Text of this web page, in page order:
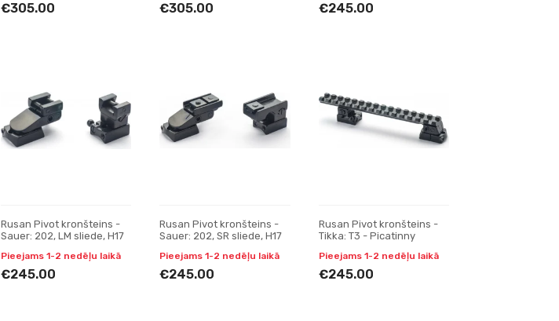
€305.00 €305.00 €245.00
Rusan Pivot kronšteins -
Sauer: 202, LM sliede, H17
Pieejams 1-2 nedēļu laikā
€245.00
Rusan Pivot kronšteins -
Sauer: 202, SR sliede, H17
Pieejams 1-2 nedēļu laikā
€245.00
Rusan Pivot kronšteins -
Tikka: T3 - Picatinny
Pieejams 1-2 nedēļu laikā
€245.00